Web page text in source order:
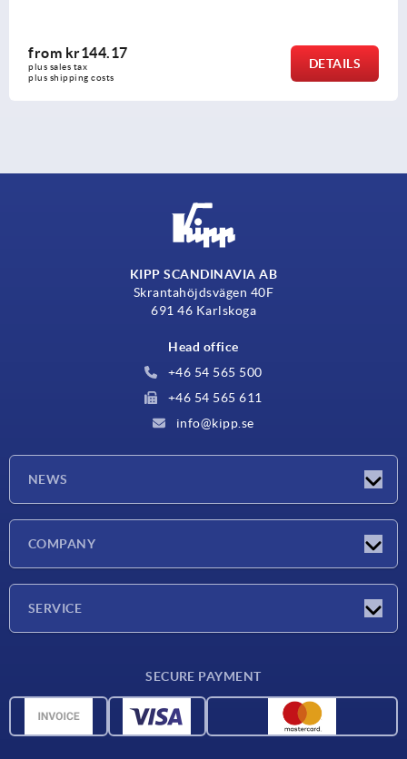
from
plus sales tax
plus shipping costs
KIPP SCANDINAVIA AB
Skrantahöjdsvägen 40F
691 46 Karlskoga
Head office
+46 54 565 500
+46 54 565 611
info@kipp.se
NEWS
COMPANY
SERVICE
CAD data
SECURE PAYMENT